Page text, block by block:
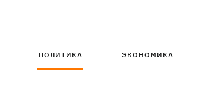
ПОЛИТИКА ЭКОНОМИКА